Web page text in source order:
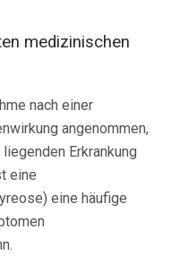
medizinischen
nach einer
angenommen,
Erkrankung
eine
eine häufige